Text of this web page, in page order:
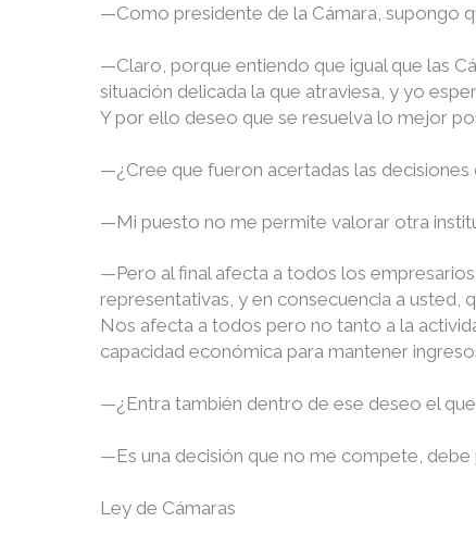
—Como presidente de la Cámara, supongo
—Claro, porque entiendo que igual que las
situación delicada la que atraviesa, y yo
Y por ello deseo que se resuelva lo mejor
—¿Cree que fueron acertadas las
—Mi puesto no me permite valorar otra
—Pero al final afecta a todos los
representativas, y en consecuencia a
Nos afecta a todos pero no tanto a la
capacidad económica para mantener
—¿Entra también dentro de ese deseo el
—Es una decisión que no me compete,
Ley de Cámaras